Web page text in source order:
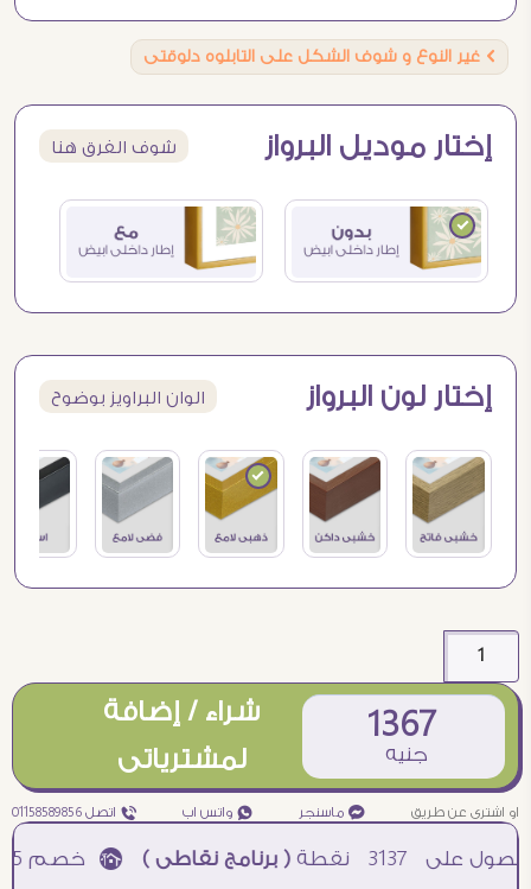
Ö غير النوع و شوف الشكل على التابلوه دلوقتى
إختار موديل البرواز شوف الفرق هنا
إختار لون البرواز الوان البراويز بوضوح
1367
جنيه
شراء / إضافة
لمشترياتى
او اشترى عن طريق ¥ ماسنجر ₧ واتس اب ƒ اتصل 01158589856
3137 نقطة( برنامج نقاطى )à خصم 5% للعملاء الجدد à شحن مجانى عند الشراء ب 4000 جنيه à